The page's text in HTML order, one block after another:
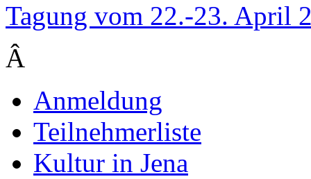
Tagung vom 22.-23. April
Â
Anmeldung
Teilnehmerliste
Kultur in Jena